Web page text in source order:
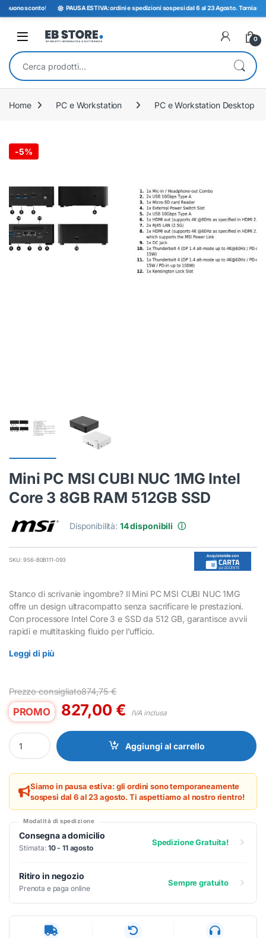
sconto! PAUSA ESTIVA: ordini e spedizioni sospesi dal 6 al 23 Agosto. Torniamo
Open 0
Cerca:
Home PC e Workstation PC e Workstation Desktop
-5%
Mini PC MSI CUBI NUC 1MG Intel
Core 3 8GB RAM 512GB SSD
Disponibilità: 14 disponibili ⓘ
SKU: 9S6-B0B111-093
Stanco di scrivanie ingombre? Il Mini PC MSI CUBI NUC 1MG
offre un design ultracompatto senza sacrificare le prestazioni.
Con processore Intel Core 3 e SSD da 512 GB, garantisce avvii
rapidi e multitasking fluido per l’ufficio.
Leggi di più
Prezzo consigliato874,75€
PROMO 827,00 € IVA inclusa
Mini PC MSI CUBI NUC 1MG Intel Core 3 8GB RAM 512GB SSD
Aggiungi al carrello
Siamo in pausa estiva: gli ordini sono temporaneamente
sospesi dal 6 al 23 agosto. Ti aspettiamo al nostro rientro!
Modalità di spedizione
Consegna a domicilio
Stimata: 10 - 11 agosto
Spedizione Gratuita!
Ritiro in negozio
Prenota e paga online
Sempre gratuito